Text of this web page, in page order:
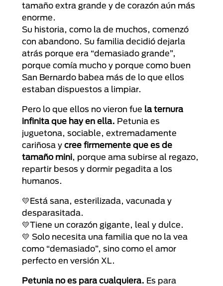
tamaño extra grande y de corazón aún más
enorme.
Su historia, como la de muchos, comenzó
con abandono. Su familia decidió dejarla
atrás porque era “demasiado grande”,
porque comía mucho y porque como buen
San Bernardo babea más de lo que ellos
estaban dispuestos a limpiar.
Pero lo que ellos no vieron fue la ternura
infinita que hay en ella. Petunia es
juguetona, sociable, extremadamente
cariñosa y cree firmemente que es de
tamaño mini, porque ama subirse al regazo,
repartir besos y dormir pegadita a los
humanos.
💛Está sana, esterilizada, vacunada y
desparasitada.
💛Tiene un corazón gigante, leal y dulce.
💛 Solo necesita una familia que no la vea
como “demasiado”, sino como el amor
perfecto en versión XL.
Petunia no es para cualquiera. Es para